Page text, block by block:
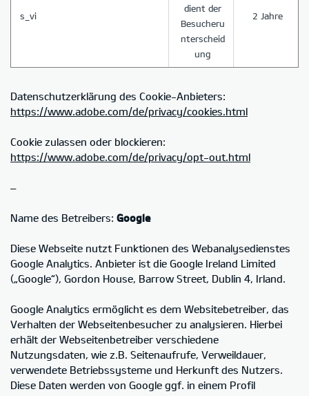
s_vi
dient der
Besucheru
nterscheid
ung
2 Jahre
Datenschutzerklärung des Cookie-Anbieters:
https://www.adobe.com/de/privacy/cookies.html
Cookie zulassen oder blockieren:
https://www.adobe.com/de/privacy/opt-out.html
–
Name des Betreibers: Google
Diese Webseite nutzt Funktionen des Webanalysedienstes
Google Analytics. Anbieter ist die Google Ireland Limited
(„Google“), Gordon House, Barrow Street, Dublin 4, Irland.
Google Analytics ermöglicht es dem Websitebetreiber, das
Verhalten der Webseitenbesucher zu analysieren. Hierbei
erhält der Webseitenbetreiber verschiedene
Nutzungsdaten, wie z.B. Seitenaufrufe, Verweildauer,
verwendete Betriebssysteme und Herkunft des Nutzers.
Diese Daten werden von Google ggf. in einem Profil